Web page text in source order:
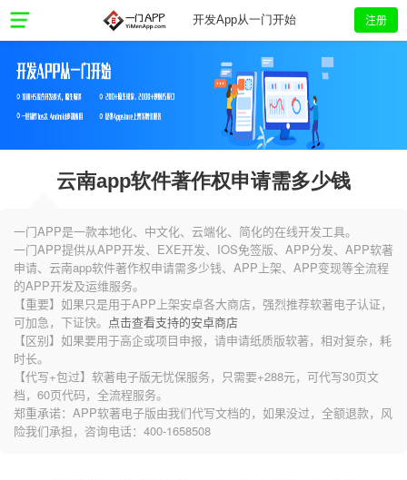
开发App从一门开始 注册
云南app软件著作权申请需多少钱
一门APP是一款本地化、中文化、云端化、简化的在线开发工具。
一门APP提供从APP开发、EXE开发、IOS免签版、APP分发、APP软著
申请、云南app软件著作权申请需多少钱、APP上架、APP变现等全流程
的APP开发及运维服务。
【重要】如果只是用于APP上架安卓各大商店，强烈推荐软著电子认证，
可加急，下证快。 点击查看支持的安卓商店
【区别】如果要用于高企或项目申报，请申请纸质版软著，相对复杂，耗
时长。
【代写+包过】软著电子版无忧保服务，只需要+288元，可代写30页文
档，60页代码，全流程服务。
郑重承诺：APP软著电子版由我们代写文档的，如果没过，全额退款，风
险我们承担，咨询电话：400-1658508